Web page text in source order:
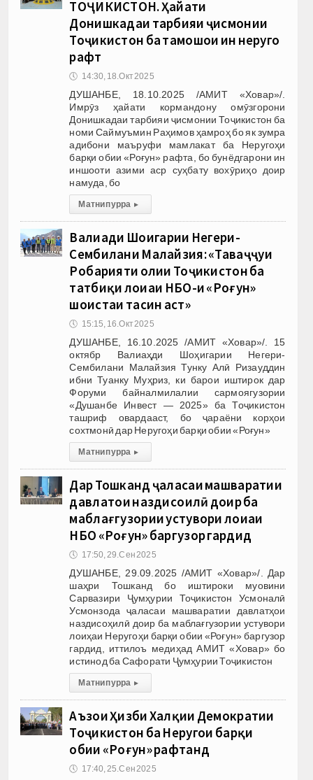
ТОҶИКИСТОН. Ҳайати
Донишкадаи тарбияи ҷисмонии
Тоҷикистон ба тамошои ин неругоҳ
рафт
🕔 14:30, 18.Окт 2025
ДУШАНБЕ, 18.10.2025 /АМИТ «Ховар»/.
Имрӯз ҳайати кормандону омӯзгорони
Донишкадаи тарбияи ҷисмонии Тоҷикистон ба
номи Саймуъмин Раҳимов ҳамроҳ бо як зумра
адибони маъруфи мамлакат ба Неругоҳи
барқи обии «Роғун» рафта, бо бунёдгарони ин
иншооти азими аср суҳбату вохӯриҳо доир
намуда, бо
Матни пурра ▸
Валиаҳди Шоҳигарии Негери-
Сембилани Малайзия: «Таваҷҷуҳи
Роҳбарияти олии Тоҷикистон ба
татбиқи лоиҳаи НБО-и «Роғун»
шоистаи таҳсин аст»
🕔 15:15, 16.Окт 2025
ДУШАНБЕ, 16.10.2025 /АМИТ «Ховар»/. 15
октябр Валиаҳди Шоҳигарии Негери-
Сембилани Малайзия Тунку Алӣ Ризауддин
ибни Туанку Муҳриз, ки барои иштирок дар
Форуми байналмилалии сармоягузории
«Душанбе Инвест — 2025» ба Тоҷикистон
ташриф овардааст, бо ҷараёни корҳои
сохтмонӣ дар Неругоҳи барқи обии «Роғун»
Матни пурра ▸
Дар Тошканд ҷаласаи машваратии
давлатҳои наздисоҳилӣ доир ба
маблағгузории устувори лоиҳаи
НБО «Роғун» баргузор гардид
🕔 17:50, 29.Сен 2025
ДУШАНБЕ, 29.09.2025 /АМИТ «Ховар»/. Дар
шаҳри Тошканд бо иштироки муовини
Сарвазири Ҷумҳурии Тоҷикистон Усмоналӣ
Усмонзода ҷаласаи машваратии давлатҳои
наздисоҳилӣ доир ба маблағгузории устувори
лоиҳаи Неругоҳи барқи обии «Роғун» баргузор
гардид, иттилоъ медиҳад АМИТ «Ховар» бо
истинод ба Сафорати Ҷумҳурии Тоҷикистон
Матни пурра ▸
Аъзои Ҳизби Халқии Демократии
Тоҷикистон ба Неругоҳи барқи
обии «Роғун» рафтанд
🕔 17:40, 25.Сен 2025